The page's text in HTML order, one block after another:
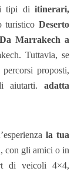
tipi diitinerari,
turisticoDeserto
Da Marrakech a
Tuttavia, se
proposti,
aiutarti. adatta
la tua
con gli amici o in
di veicoli 4×4,